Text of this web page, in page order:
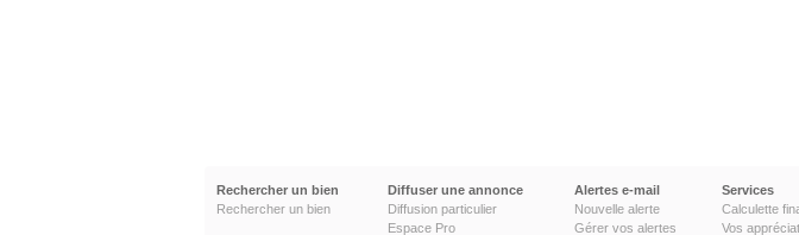
Rechercher un bien
Rechercher un bien
Diffuser une annonce
Diffusion particulier
Espace Pro
Alertes e-mail
Nouvelle alerte
Gérer vos alertes
Services
Calculette
Vos